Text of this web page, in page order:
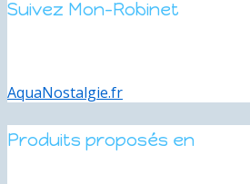
Suivez Mon-Robinet
AquaNostalgie.fr
Produits proposés en